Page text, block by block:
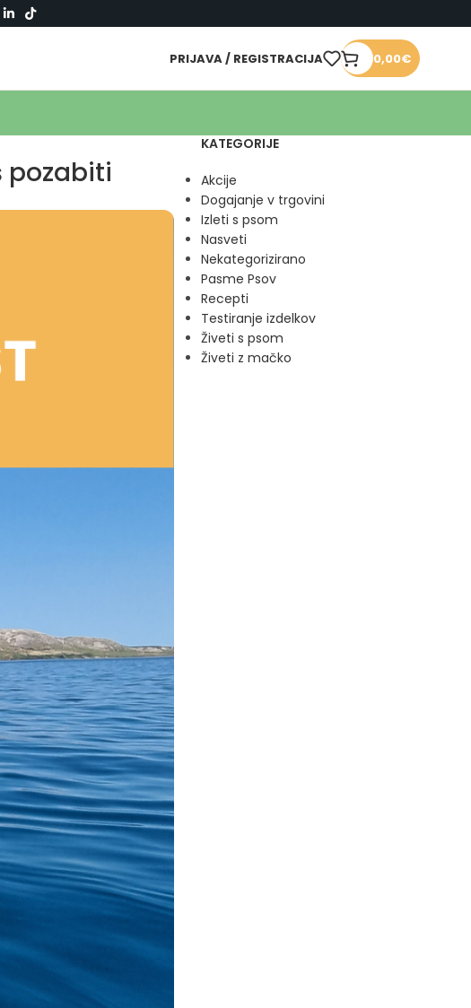
PRIJAVA / REGISTRACIJA 0,00€
pozabiti
KATEGORIJE
Akcije
Dogajanje v trgovini
Izleti s psom
Nasveti
Nekategorizirano
Pasme Psov
Recepti
Testiranje izdelkov
Živeti s psom
Živeti z mačko